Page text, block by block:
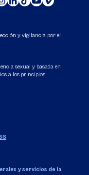
y vigilancia por el
sexual y basada en
a los principios
y servicios de la